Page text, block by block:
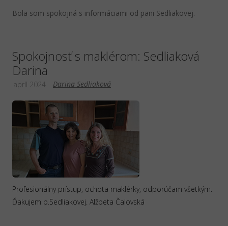
Bola som spokojná s informáciami od pani Sedliakovej.
Spokojnosť s maklérom: Sedliaková
Darina
Darina Sedliaková
apríl 2024
Profesionálny prístup, ochota maklérky, odporúčam všetkým.
Ďakujem p.Sedliakovej. Alžbeta Čalovská